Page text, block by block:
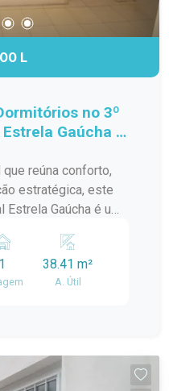
L
no 3º
Gaúcha -
reúna conforto,
estratégica, este
Gaúcha é uma
natural, é ideal
comodidade no dia a
completo;
andar,
1 38.41 m²
A. Útil